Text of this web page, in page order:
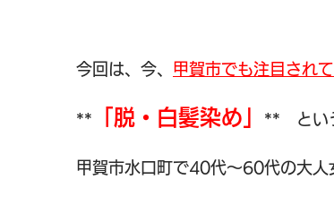
今回は、今、 甲賀市でも注目され
** 「脱・白髪染め」 **　とい
甲賀市水口町で40代〜60代の大人